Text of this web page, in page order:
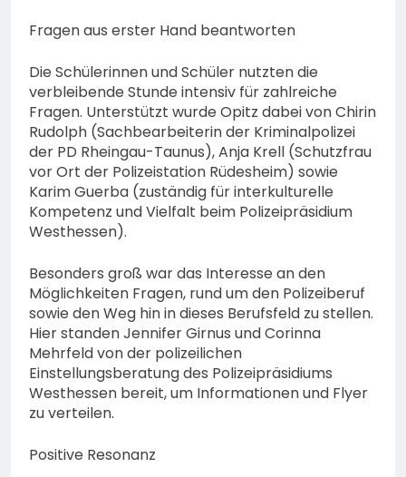
Fragen aus erster Hand beantworten
Die Schülerinnen und Schüler nutzten die
verbleibende Stunde intensiv für zahlreiche
Fragen. Unterstützt wurde Opitz dabei von Chirin
Rudolph (Sachbearbeiterin der Kriminalpolizei
der PD Rheingau-Taunus), Anja Krell (Schutzfrau
vor Ort der Polizeistation Rüdesheim) sowie
Karim Guerba (zuständig für interkulturelle
Kompetenz und Vielfalt beim Polizeipräsidium
Westhessen).
Besonders groß war das Interesse an den
Möglichkeiten Fragen, rund um den Polizeiberuf
sowie den Weg hin in dieses Berufsfeld zu stellen.
Hier standen Jennifer Girnus und Corinna
Mehrfeld von der polizeilichen
Einstellungsberatung des Polizeipräsidiums
Westhessen bereit, um Informationen und Flyer
zu verteilen.
Positive Resonanz